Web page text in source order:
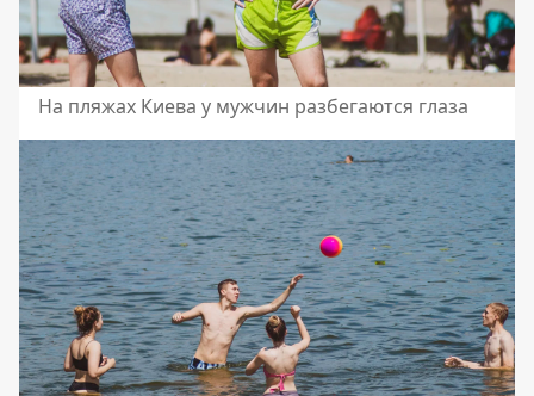
На пляжах Киева у мужчин разбегаются глаза